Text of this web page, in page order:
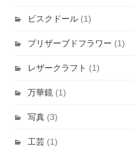
ビスクドール (1)
プリザーブドフラワー (1)
レザークラフト (1)
万華鏡 (1)
写真 (3)
工芸 (1)